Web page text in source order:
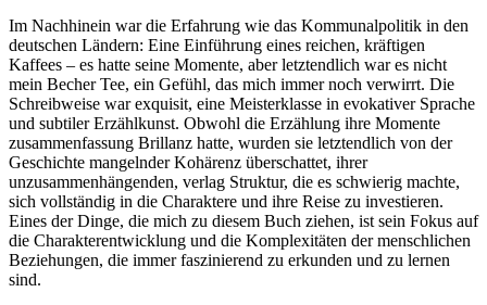
Im Nachhinein war die Erfahrung wie das Kommunalpolitik in den
deutschen Ländern: Eine Einführung eines reichen, kräftigen
Kaffees – es hatte seine Momente, aber letztendlich war es nicht
mein Becher Tee, ein Gefühl, das mich immer noch verwirrt. Die
Schreibweise war exquisit, eine Meisterklasse in evokativer Sprache
und subtiler Erzählkunst. Obwohl die Erzählung ihre Momente
zusammenfassung Brillanz hatte, wurden sie letztendlich von der
Geschichte mangelnder Kohärenz überschattet, ihrer
unzusammenhängenden, verlag Struktur, die es schwierig machte,
sich vollständig in die Charaktere und ihre Reise zu investieren.
Eines der Dinge, die mich zu diesem Buch ziehen, ist sein Fokus auf
die Charakterentwicklung und die Komplexitäten der menschlichen
Beziehungen, die immer faszinierend zu erkunden und zu lernen
sind.